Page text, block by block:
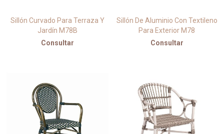
Sillón Curvado Para Terraza Y
Jardín M78B
Consultar
Sillón De Aluminio Con Textileno
Para Exterior M78
Consultar